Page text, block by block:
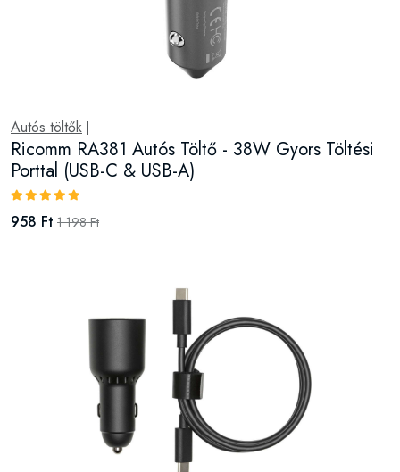
Autós töltők |
Ricomm RA381 Autós Töltő - 38W Gyors Töltési
Porttal (USB-C & USB-A)
958 Ft 1 198 Ft